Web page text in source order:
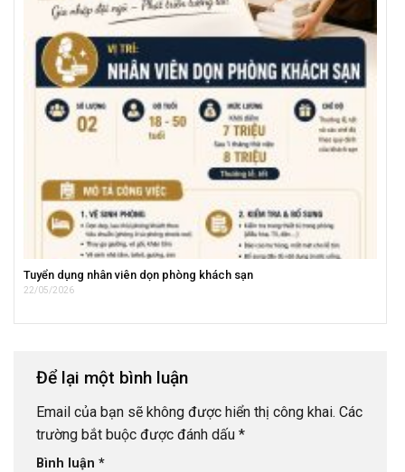
Tuyển dụng nhân viên dọn phòng khách sạn
22/05/2026
Để lại một bình luận
Email của bạn sẽ không được hiển thị công khai. Các
trường bắt buộc được đánh dấu *
Bình luận *